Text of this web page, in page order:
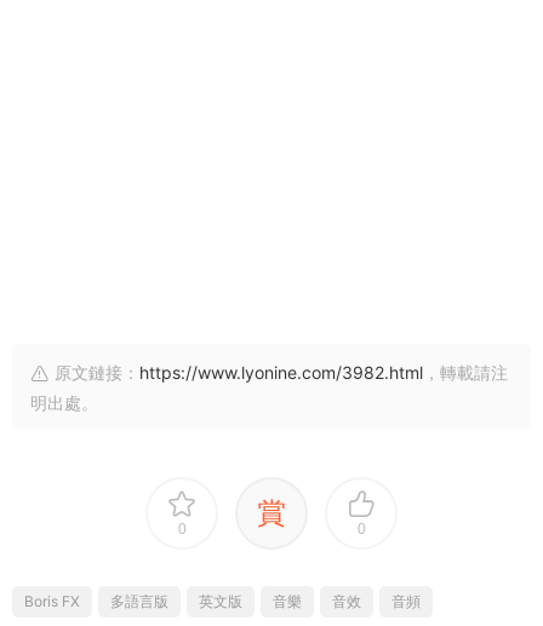
原文鏈接： https://www.lyonine.com/3982.html ，轉載請注
明出處。
0 賞 0
Boris FX 多語言版 英文版 音樂 音效 音頻